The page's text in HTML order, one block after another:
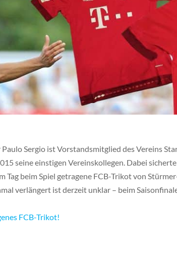
Sergio ist Vorstandsmitglied des Vereins
seine einstigen Vereinskollegen. Dabei
Tag beim Spiel getragene FCB-Trikot von
verlängert ist derzeit unklar – beim
FCB-Trikot!